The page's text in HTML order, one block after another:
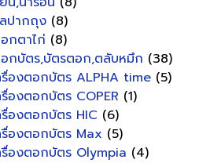
ปากถุง (8)
กตาไก่ (8)
อกบัตร,บัตรตอก,ตลับหมึก (38)
รื่องตอกบัตร ALPHA time (5)
รื่องตอกบัตร COPER (1)
รื่องตอกบัตร HIC (6)
รื่องตอกบัตร Max (5)
รื่องตอกบัตร Olympia (4)